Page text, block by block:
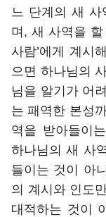
느 단계의 새
며, 새 사역을 할
사람’에게 계시
으면 하나님의
님을 알기가 어
는 패역한 본성
역을 받아들이
하나님의 새 사
들이는 것이 아
의 계시와 인도
대적하는 것이